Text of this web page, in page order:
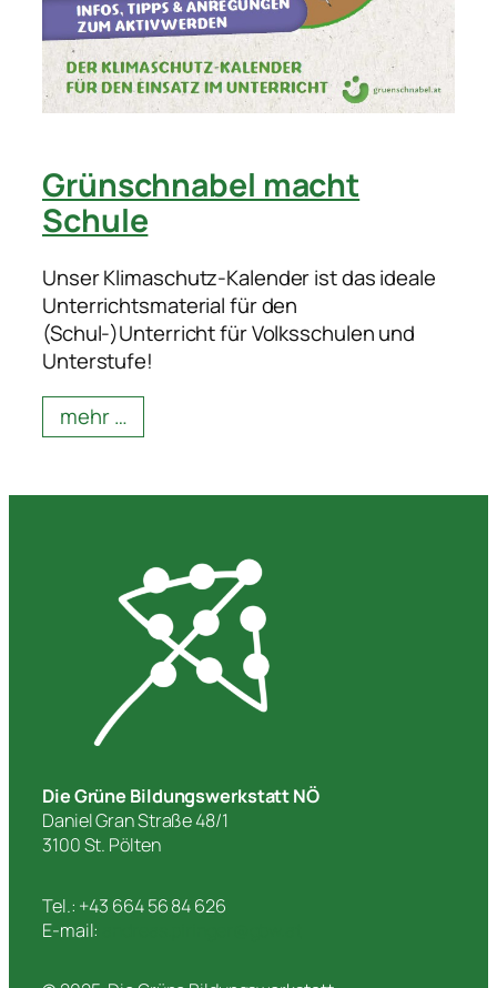
Grünschnabel macht
Schule
Unser Klimaschutz-Kalender ist das ideale
Unterrichtsmaterial für den
(Schul-)Unterricht für Volksschulen und
Unterstufe!
mehr …
Die Grüne Bildungswerkstatt NÖ
Daniel Gran Straße 48/1
3100 St. Pölten
Tel.: +43 664 56 84 626
E-mail: